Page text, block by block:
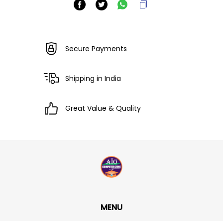
Secure Payments
Shipping in India
Great Value & Quality
MENU